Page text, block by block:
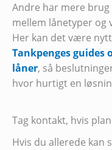
Andre har mere
mellem lånetyper og
Her kan det være
Tankpenges guides
låner, så
hvor hurtigt en
Tag kontakt, hvis
Hvis du allerede kan